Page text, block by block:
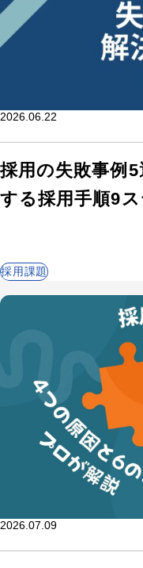
2026.06.22
採用の失敗事例
する採用手順9
採用課題
2026.07.09